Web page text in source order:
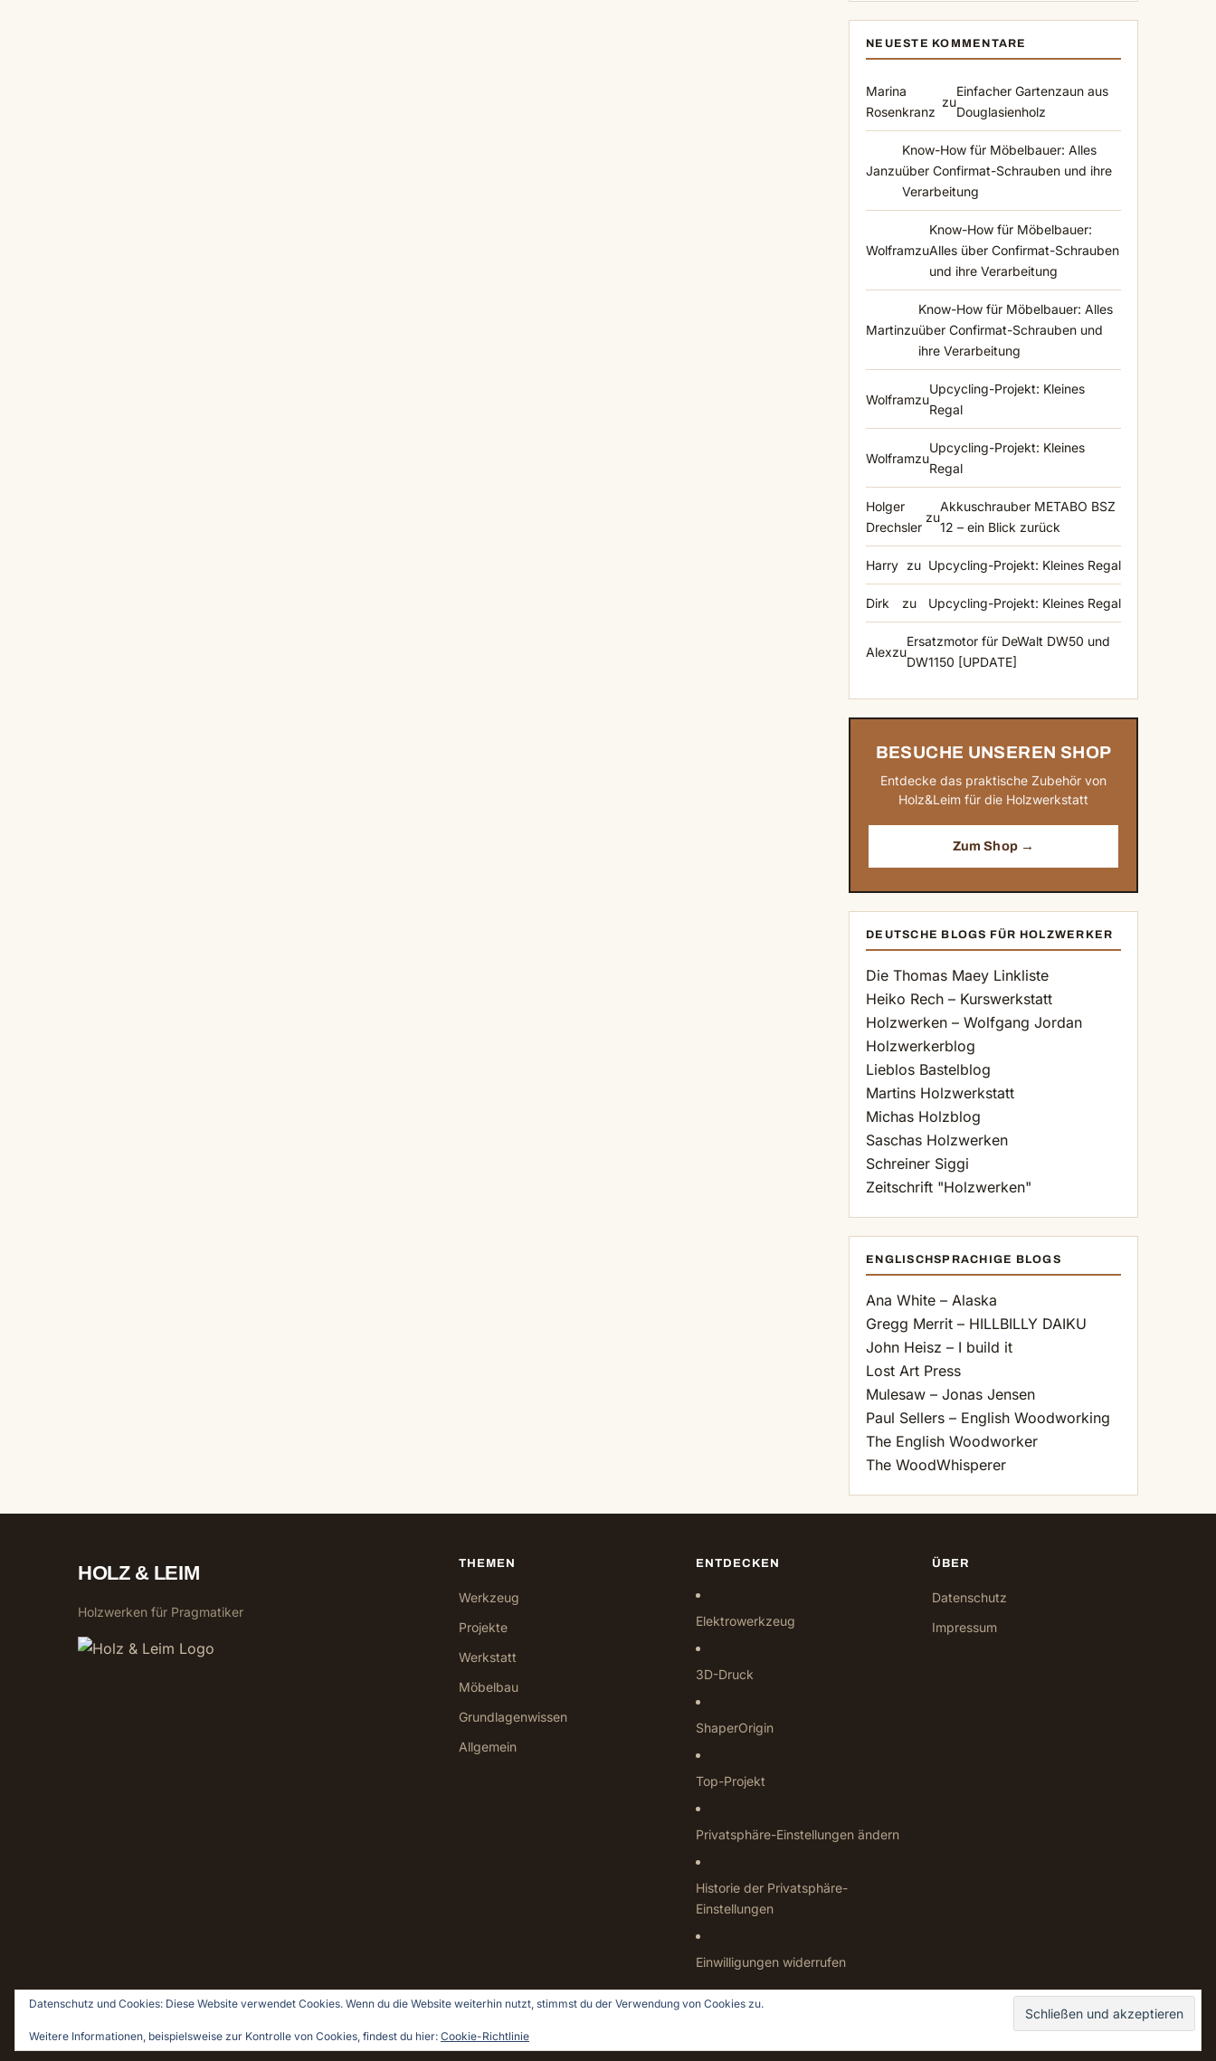
NEUESTE KOMMENTARE
Marina
Rosenkranz
zu
Einfacher Gartenzaun aus
Douglasienholz
Janzu
Know-How für Möbelbauer: Alles
über Confirmat-Schrauben und ihre
Verarbeitung
Wolframzu
Know-How für Möbelbauer:
Alles über Confirmat-Schrauben
und ihre Verarbeitung
Martinzu
Know-How für Möbelbauer: Alles
über Confirmat-Schrauben und
ihre Verarbeitung
Wolframzu
Upcycling-Projekt: Kleines
Regal
Wolframzu
Upcycling-Projekt: Kleines
Regal
Holger
Drechsler
zu
Akkuschrauber METABO BSZ
12 – ein Blick zurück
Harry zu Upcycling-Projekt: Kleines Regal
Dirk zu Upcycling-Projekt: Kleines Regal
Alexzu
Ersatzmotor für DeWalt DW50 und
DW1150 [UPDATE]
BESUCHE UNSEREN SHOP
Entdecke das praktische Zubehör von
Holz&Leim für die Holzwerkstatt
Zum Shop →
DEUTSCHE BLOGS FÜR HOLZWERKER
Die Thomas Maey Linkliste
Heiko Rech – Kurswerkstatt
Holzwerken – Wolfgang Jordan
Holzwerkerblog
Lieblos Bastelblog
Martins Holzwerkstatt
Michas Holzblog
Saschas Holzwerken
Schreiner Siggi
Zeitschrift "Holzwerken"
ENGLISCHSPRACHIGE BLOGS
Ana White – Alaska
Gregg Merrit – HILLBILLY DAIKU
John Heisz – I build it
Lost Art Press
Mulesaw – Jonas Jensen
Paul Sellers – English Woodworking
The English Woodworker
The WoodWhisperer
HOLZ & LEIM
Holzwerken für Pragmatiker
THEMEN
Werkzeug
Projekte
Werkstatt
Möbelbau
Grundlagenwissen
Allgemein
ENTDECKEN
Elektrowerkzeug
3D-Druck
ShaperOrigin
Top-Projekt
Privatsphäre-Einstellungen ändern
Historie der Privatsphäre-
Einstellungen
Einwilligungen widerrufen
ÜBER
Datenschutz
Impressum
© 2026 Holz & Leim · Holzwerken für Pragmatiker
Datenschutz und Cookies: Diese Website verwendet Cookies. Wenn du die Website weiterhin nutzt, stimmst du der Verwendung von Cookies zu.
Weitere Informationen, beispielsweise zur Kontrolle von Cookies, findest du hier: Cookie-Richtlinie